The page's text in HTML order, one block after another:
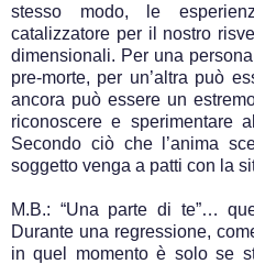
stesso modo, le
catalizzatore per il nostro
dimensionali. Per una
pre-morte, per un’altra può
ancora può essere un
riconoscere e sperimentare
Secondo ciò che l’anima
soggetto venga a patti con la
M.B.: “Una parte di te”…
Durante una regressione,
in quel momento è solo se